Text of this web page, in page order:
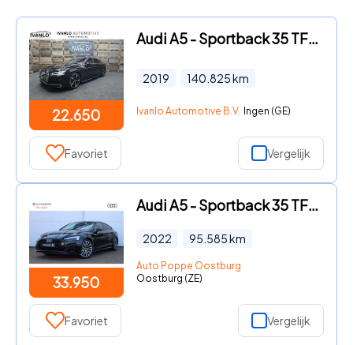
22.650
Audi A5 - Sportback 35 TFSI Sport S-line edition 3x S Line Navi Keyles
2019 140.825km
Ivanlo Automotive B.V. Ingen (GE)
Favoriet Vergelijk
33.950
Audi A5 - Sportback 35 TFSI S edition Competition 150pk S Tronic
2022 95.585km
Auto Poppe Oostburg
Oostburg (ZE)
Favoriet Vergelijk